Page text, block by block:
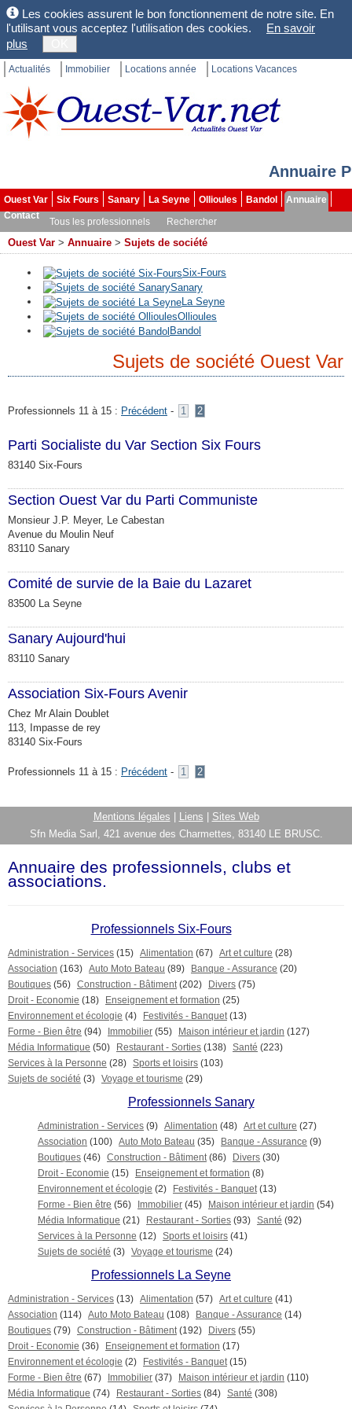
Les cookies assurent le bon fonctionnement de notre site. En
l'utilisant vous acceptez l'utilisation des cookies.
En savoir
plus
Actualités Immobilier Locations année Locations Vacances
Annuaire
Ouest Var Six Fours Sanary La Seyne Ollioules Bandol
Annuaire
Contact
Tous les professionnels Rechercher
Ouest Var > Annuaire > Sujets de société
Six-Fours
Sanary
La Seyne
Ollioules
Bandol
Sujets de société Ouest Var
Professionnels 11 à 15 : Précédent - 1 2
Parti Socialiste du Var Section Six Fours
83140 Six-Fours
Section Ouest Var du Parti Communiste
Monsieur J.P. Meyer, Le Cabestan
Avenue du Moulin Neuf
83110 Sanary
Comité de survie de la Baie du Lazaret
83500 La Seyne
Sanary Aujourd'hui
83110 Sanary
Association Six-Fours Avenir
Chez Mr Alain Doublet
113, Impasse de rey
83140 Six-Fours
Professionnels 11 à 15 : Précédent - 1 2
Mentions légales Liens
Sites Web
Sfn Media Sarl, 421 avenue des Charmettes, 83140 LE BRUSC.
Annuaire des professionnels, clubs et
associations.
Professionnels Six-Fours
Administration - Services (15) Alimentation (67) Art et culture (28)
Association (163) Auto Moto Bateau (89) Banque - Assurance (20)
Boutiques (56) Construction - Bâtiment (202) Divers (75)
Droit - Economie (18) Enseignement et formation (25)
Environnement et écologie (4) Festivités - Banquet (13)
Forme - Bien être (94) Immobilier (55) Maison intérieur et jardin (127)
Média Informatique (50) Restaurant - Sorties (138) Santé (223)
Services à la Personne (28) Sports et loisirs (103)
Sujets de société (3) Voyage et tourisme (29)
Professionnels Sanary
Administration - Services (9) Alimentation (48) Art et culture (27)
Association (100) Auto Moto Bateau (35) Banque - Assurance (9)
Boutiques (46) Construction - Bâtiment (86) Divers (30)
Droit - Economie (15) Enseignement et formation (8)
Environnement et écologie (2) Festivités - Banquet (13)
Forme - Bien être (56) Immobilier (45) Maison intérieur et jardin (54)
Média Informatique (21) Restaurant - Sorties (93) Santé (92)
Services à la Personne (12) Sports et loisirs (41)
Sujets de société (3) Voyage et tourisme (24)
Professionnels La Seyne
Administration - Services (13) Alimentation (57) Art et culture (41)
Association (114) Auto Moto Bateau (108) Banque - Assurance (14)
Boutiques (79) Construction - Bâtiment (192) Divers (55)
Droit - Economie (36) Enseignement et formation (17)
Environnement et écologie (2) Festivités - Banquet (15)
Forme - Bien être (67) Immobilier (37) Maison intérieur et jardin (110)
Média Informatique (74) Restaurant - Sorties (84) Santé (308)